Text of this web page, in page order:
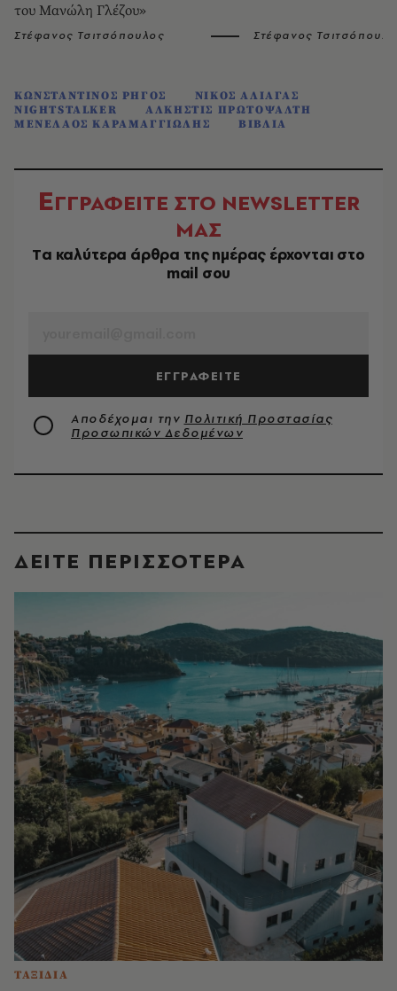
του Μανώλη Γλέζου»
Στέφανος Τσιτσόπουλος Στέφανος
ΚΩΝΣΤΑΝΤΙΝΟΣ ΡΗΓΟΣ
ΝΙΚΟΣ ΑΛΙΑΓΑΣ
NIGHTSTALKER
ΑΛΚΗΣΤΙΣ ΠΡΩΤΟΨΑΛΤΗ
ΜΕΝΕΛΑΟΣ ΚΑΡΑΜΑΓΓΙΩΛΗΣ
ΒΙΒΛΙΑ
ΕΓΓΡΑΦΕΙΤΕ ΣΤΟ NEWSLETTER
ΜΑΣ
Tα καλύτερα άρθρα της ημέρας έρχονται στο
mail σου
ΕΓΓΡΑΦΕΙΤΕ
Αποδέχομαι την Πολιτική Προστασίας
Προσωπικών Δεδομένων
ΔΕΙΤΕ ΠΕΡΙΣΣΟΤΕΡΑ
ΤΑΞΙΔΙΑ